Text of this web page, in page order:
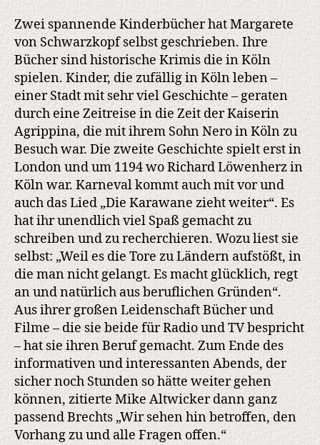
Zwei spannende Kinderbücher hat Margarete
von Schwarzkopf selbst geschrieben. Ihre
Bücher sind historische Krimis die in Köln
spielen. Kinder, die zufällig in Köln leben –
einer Stadt mit sehr viel Geschichte – geraten
durch eine Zeitreise in die Zeit der Kaiserin
Agrippina, die mit ihrem Sohn Nero in Köln zu
Besuch war. Die zweite Geschichte spielt erst in
London und um 1194 wo Richard Löwenherz in
Köln war. Karneval kommt auch mit vor und
auch das Lied „Die Karawane zieht weiter“. Es
hat ihr unendlich viel Spaß gemacht zu
schreiben und zu recherchieren. Wozu liest sie
selbst: „Weil es die Tore zu Ländern aufstößt, in
die man nicht gelangt. Es macht glücklich, regt
an und natürlich aus beruflichen Gründen“.
Aus ihrer großen Leidenschaft Bücher und
Filme – die sie beide für Radio und TV bespricht
– hat sie ihren Beruf gemacht. Zum Ende des
informativen und interessanten Abends, der
sicher noch Stunden so hätte weiter gehen
können, zitierte Mike Altwicker dann ganz
passend Brechts „Wir sehen hin betroffen, den
Vorhang zu und alle Fragen offen.“